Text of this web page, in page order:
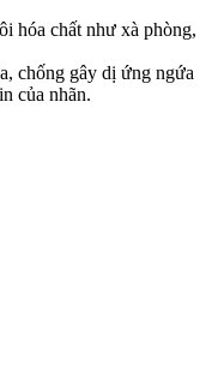
hóa chất như xà phòng,
chống gây dị ứng ngứa
của nhãn.